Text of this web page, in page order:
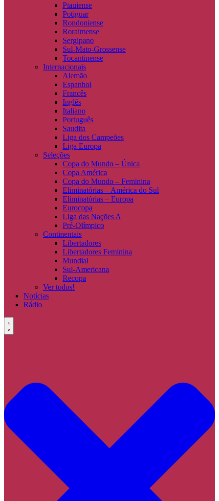
Piauiense
Potiguar
Rondoniense
Roraimense
Sergipano
Sul-Mato-Grossense
Tocantinense
Internacionais
Alemão
Espanhol
Francês
Inglês
Italiano
Português
Saudita
Liga dos Campeões
Liga Europa
Seleções
Copa do Mundo – Única
Copa América
Copa do Mundo – Feminina
Eliminatórias – América do Sul
Eliminatórias – Europa
Eurocopa
Liga das Nações A
Pré-Olímpico
Continentais
Libertadores
Libertadores Feminina
Mundial
Sul-Americana
Recopa
Ver todos!
Notícias
Rádio